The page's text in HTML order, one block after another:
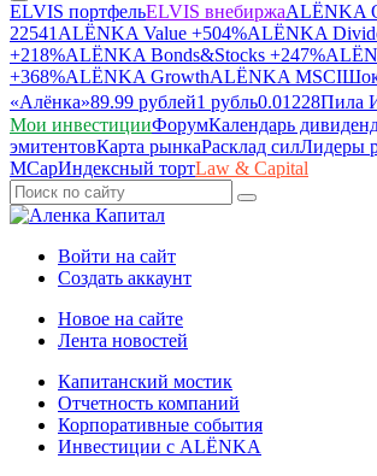
ELVIS портфельELVIS внебиржаALЁNKA
22541 ALЁNKA Value +504%ALЁNKA
+218%ALЁNKA Bonds&Stocks +247%
+368%ALЁNKA GrowthALЁNKA MSCI
«Алёнка»89.99 рублей1 рубль0.01228Пила
Мои инвестицииФорумКалендарь
эмитентовКарта рынкаРасклад силЛидеры
MCapИндексный тортLaw & Capital
Войти на сайт
Создать аккаунт
Новое на сайте
Лента новостей
Капитанский мостик
Отчетность компаний
Корпоративные события
Инвестиции с ALЁNKA